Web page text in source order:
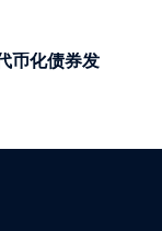
币化债券发